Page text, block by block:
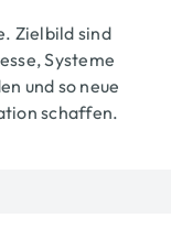
Zielbild sind
Systeme
und so neue
schaffen.